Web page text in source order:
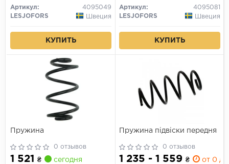
Артикул:
4095049
LESJOFORS
Швеция
КУПИТЬ
Артикул:
4095081
LESJOFORS
Швеция
КУПИТЬ
Пружина
0 отзывов
1 521 ₴ сегодня
Пружина підвіски передня
0 отзывов
1 235 - 1 559 ₴ от 0 дн.